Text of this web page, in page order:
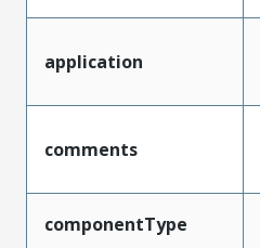
application
comments
componentType